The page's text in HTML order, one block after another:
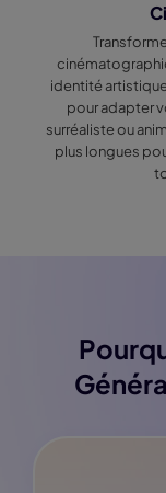
identité
pour adapter
surréaliste ou
plus longues